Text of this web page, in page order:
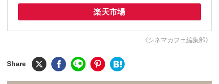
楽天市場
《シネマカフェ編集部》